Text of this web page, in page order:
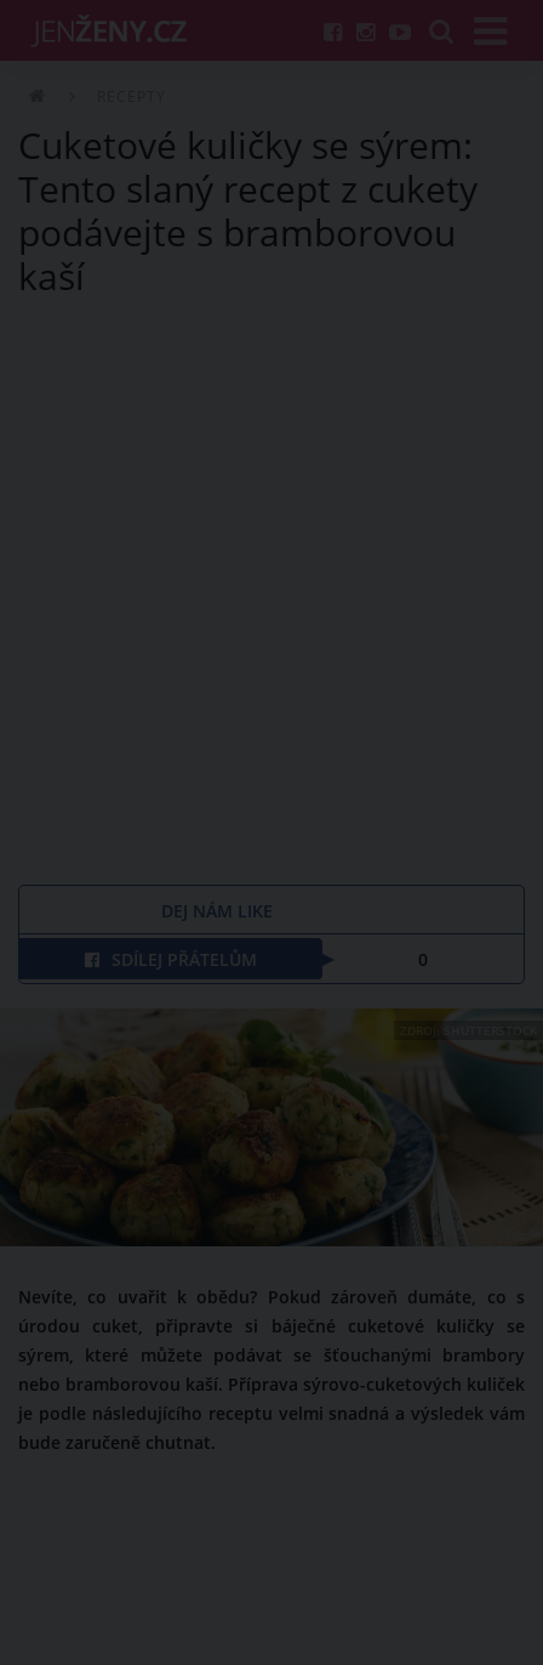
Cuketové kuličky se sýrem:
Tento slaný recept z cukety
podávejte s bramborovou
kaší
DEJ NÁM LIKE
SDÍLEJ PŘÁTELŮM 0
Nevíte, co uvařit k obědu? Pokud zároveň dumáte, co s
úrodou cuket, připravte si báječné cuketové kuličky se
sýrem, které můžete podávat se šťouchanými brambory
nebo bramborovou kaší. Příprava sýrovo-cuketových kuliček
je podle následujícího receptu velmi snadná a výsledek vám
bude zaručeně chutnat.